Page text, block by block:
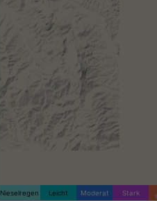
Nieselregen Leicht Moderat Stark